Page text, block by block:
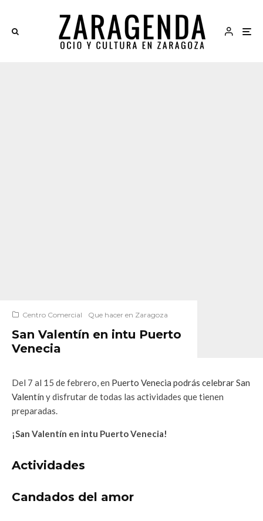
Centro Comercial Que hacer en Zaragoza
San Valentín en intu Puerto
Venecia
Del 7 al 15 de febrero, en Puerto Venecia podrás celebrar San
Valentín y disfrutar de todas las actividades que tienen
preparadas.
¡San Valentín en intu Puerto Venecia!
Actividades
Candados del amor